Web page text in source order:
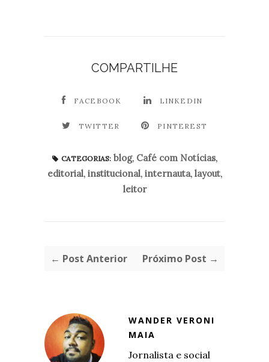
COMPARTILHE
FACEBOOK LINKEDIN
TWITTER PINTEREST
CATEGORIAS: blog, Café com Notícias,
editorial, institucional, internauta, layout,
leitor
← Post Anterior Próximo Post →
WANDER VERONI
MAIA
Jornalista e social